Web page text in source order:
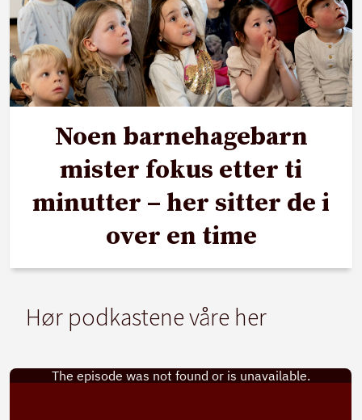
Noen barnehagebarn
mister fokus etter ti
minutter – her sitter de i
over en time
Hør podkastene våre her